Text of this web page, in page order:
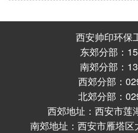
西安帅印环保
东郊分部：
南郊分部：
西郊分部：
北郊分部：
西郊地址：西安市莲
南郊地址：西安市雁塔